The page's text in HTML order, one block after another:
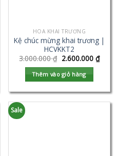
HOA KHAI TRƯƠNG
Kệ chúc mừng khai trương |
HCVKKT2
3.000.000₫ 2.600.000 ₫
Thêm vào giỏ hàng
Sale